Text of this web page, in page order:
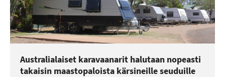
Australialaiset karavaanarit halutaan nopeasti
takaisin maastopaloista kärsineille seuduille